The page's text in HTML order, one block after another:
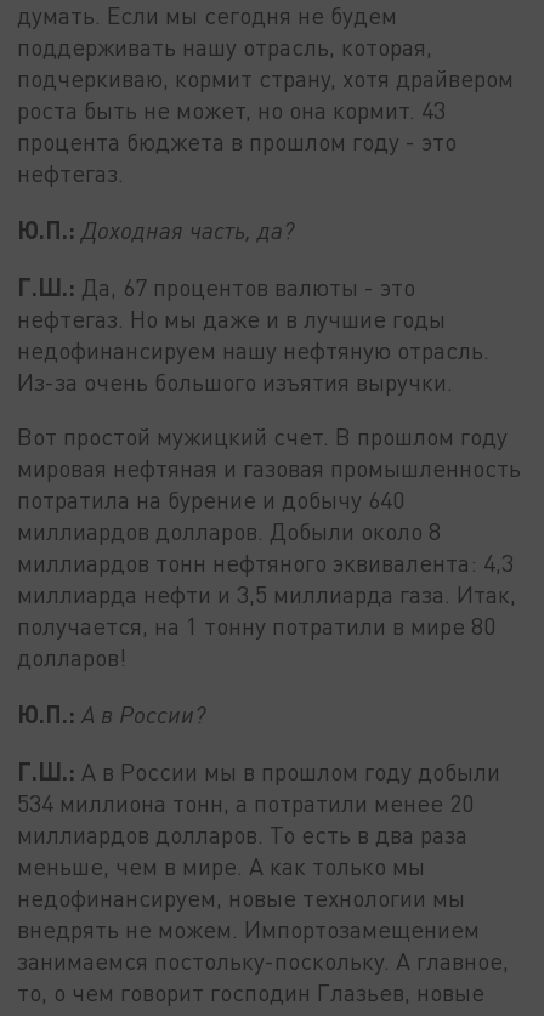
думать. Если мы сегодня не будем
поддерживать нашу отрасль, которая,
подчеркиваю, кормит страну, хотя драйвером
роста быть не может, но она кормит. 43
процента бюджета в прошлом году - это
нефтегаз.
Ю.П.: Доходная часть, да?
Г.Ш.: Да, 67 процентов валюты - это
нефтегаз. Но мы даже и в лучшие годы
недофинансируем нашу нефтяную отрасль.
Из-за очень большого изъятия выручки.
Вот простой мужицкий счет. В прошлом году
мировая нефтяная и газовая промышленность
потратила на бурение и добычу 640
миллиардов долларов. Добыли около 8
миллиардов тонн нефтяного эквивалента: 4,3
миллиарда нефти и 3,5 миллиарда газа. Итак,
получается, на 1 тонну потратили в мире 80
долларов!
Ю.П.: А в России?
Г.Ш.: А в России мы в прошлом году добыли
534 миллиона тонн, а потратили менее 20
миллиардов долларов. То есть в два раза
меньше, чем в мире. А как только мы
недофинансируем, новые технологии мы
внедрять не можем. Импортозамещением
занимаемся постольку-поскольку. А главное,
то, о чем говорит господин Глазьев, новые